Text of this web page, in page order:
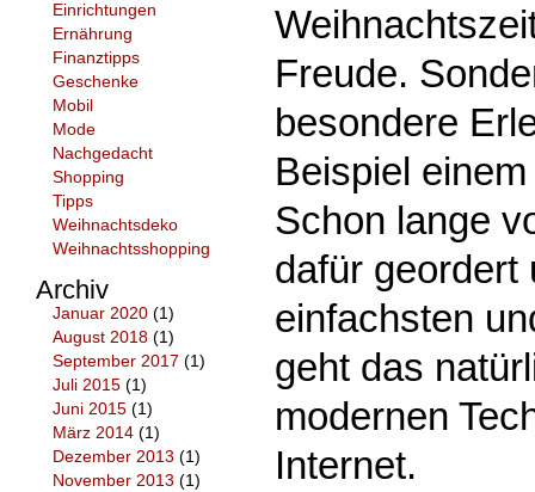
Einrichtungen
Ernährung
Finanztipps
Geschenke
Mobil
Mode
Nachgedacht
Shopping
Tipps
Weihnachtsdeko
Weihnachtsshopping
Archiv
Januar 2020 (1)
August 2018 (1)
September 2017 (1)
Juli 2015 (1)
Juni 2015 (1)
März 2014 (1)
Dezember 2013 (1)
November 2013 (1)
Freude.
besondere
Beispiel
Schon lange
dafür geordert
einfachsten
geht das
modernen
Internet.